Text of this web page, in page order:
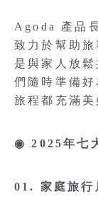
Agoda 產品
致力於幫助
是與家人放
們隨時準備
旅程都充滿美
◉ 2025年七
01. 家庭旅行